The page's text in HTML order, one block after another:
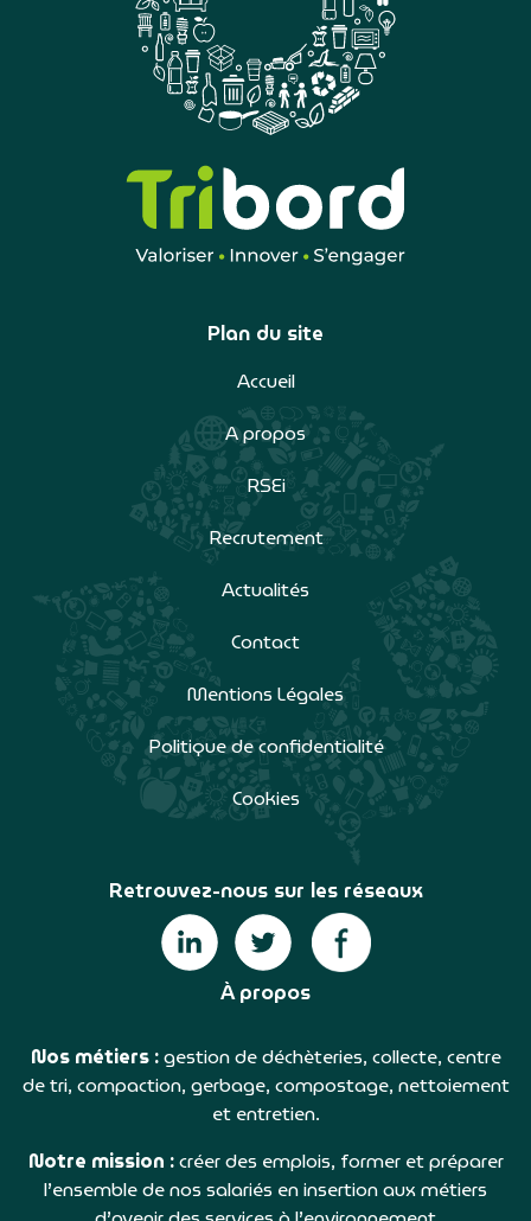
Plan du site
Accueil
A propos
RSEi
Recrutement
Actualités
Contact
Mentions Légales
Politique de confidentialité
Cookies
Retrouvez-nous sur les réseaux
À propos
Nos métiers :gestion de déchèteries, collecte, centre
de tri, compaction, gerbage, compostage, nettoiement
et entretien.
Notre mission :créer des emplois, former et préparer
l’ensemble de nos salariés en insertion aux métiers